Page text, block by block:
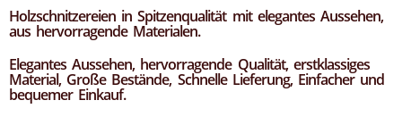
Holzschnitzereien in Spitzenqualität mit elegantes Aussehen,
aus hervorragende Materialen.
Elegantes Aussehen, hervorragende Qualität, erstklassiges
Material, Große Bestände, Schnelle Lieferung, Einfacher und
bequemer Einkauf.